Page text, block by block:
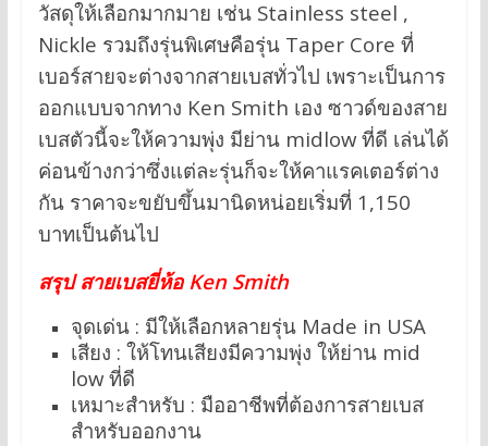
วัสดุให้เลือกมากมาย เช่น Stainless steel ,
Nickle รวมถึงรุ่นพิเศษคือรุ่น Taper Core ที่
เบอร์สายจะต่างจากสายเบสทั่วไป เพราะเป็นการ
ออกแบบจากทาง Ken Smith เอง ซาวด์ของสาย
เบสตัวนี้จะให้ความพุ่ง มีย่าน midlow ที่ดี เล่นได้
ค่อนข้างกว่าซึ่งแต่ละรุ่นก็จะให้คาแรคเตอร์ต่าง
กัน ราคาจะขยับขึ้นมานิดหน่อยเริ่มที่ 1,150
บาทเป็นต้นไป
สรุป สายเบสยี่ห้อ Ken Smith
จุดเด่น : มีให้เลือกหลายรุ่น Made in USA
เสียง : ให้โทนเสียงมีความพุ่ง ให้ย่าน mid
low ที่ดี
เหมาะสำหรับ : มืออาชีพที่ต้องการสายเบส
สำหรับออกงาน